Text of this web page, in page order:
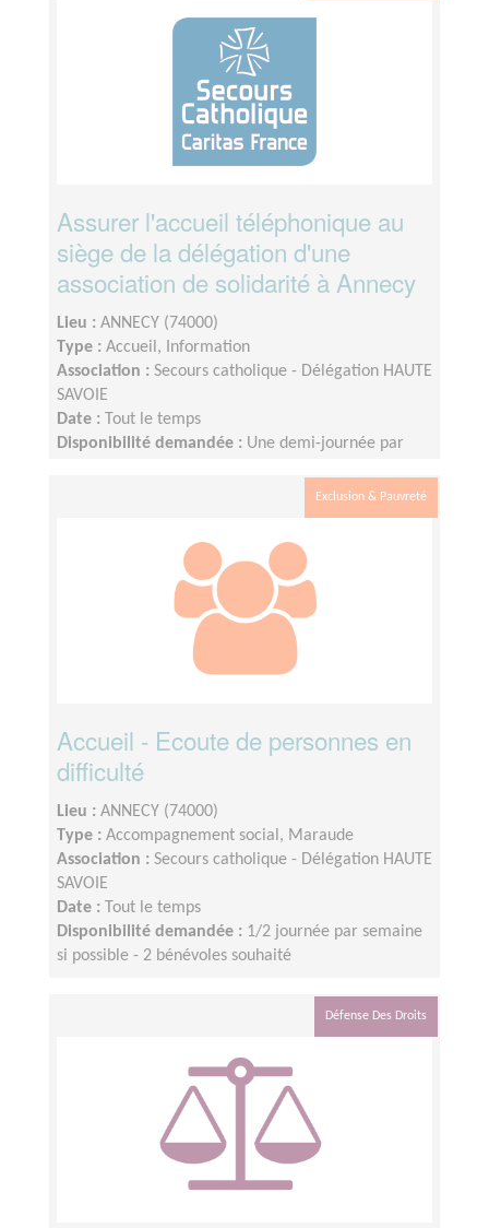
Assurer l'accueil téléphonique au
siège de la délégation d'une
association de solidarité à Annecy
Lieu : ANNECY (74000)
Type : Accueil, Information
Association : Secours catholique - Délégation HAUTE
SAVOIE
Date :
Tout le temps
Disponibilité demandée : Une demi-journée par
Exclusion & Pauvreté
Accueil - Ecoute de personnes en
difficulté
Lieu : ANNECY (74000)
Type : Accompagnement social, Maraude
Association : Secours catholique - Délégation HAUTE
SAVOIE
Date :
Tout le temps
Disponibilité demandée : 1/2 journée par semaine
si possible - 2 bénévoles souhaité
Défense Des Droits